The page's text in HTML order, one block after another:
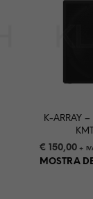
K-ARRAY
€ 150,00 +
MOSTRA